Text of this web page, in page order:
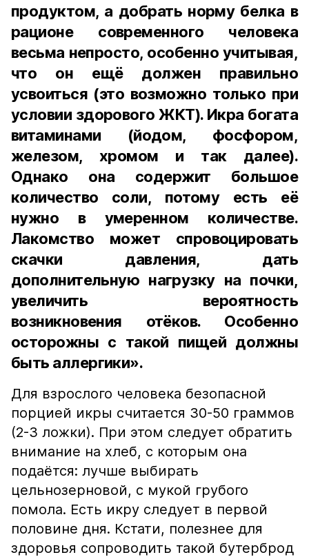
продуктом, а добрать норму белка в
рационе современного человека
весьма непросто, особенно учитывая,
что он ещё должен правильно
усвоиться (это возможно только при
условии здорового ЖКТ). Икра богата
витаминами (йодом, фосфором,
железом, хромом и так далее).
Однако она содержит большое
количество соли, потому есть её
нужно в умеренном количестве.
Лакомство может спровоцировать
скачки давления, дать
дополнительную нагрузку на почки,
увеличить вероятность
возникновения отёков. Особенно
осторожны с такой пищей должны
быть аллергики».
Для взрослого человека безопасной
порцией икры считается 30-50 граммов
(2-3 ложки). При этом следует обратить
внимание на хлеб, с которым она
подаётся: лучше выбирать
цельнозерновой, с мукой грубого
помола. Есть икру следует в первой
половине дня. Кстати, полезнее для
здоровья сопроводить такой бутерброд